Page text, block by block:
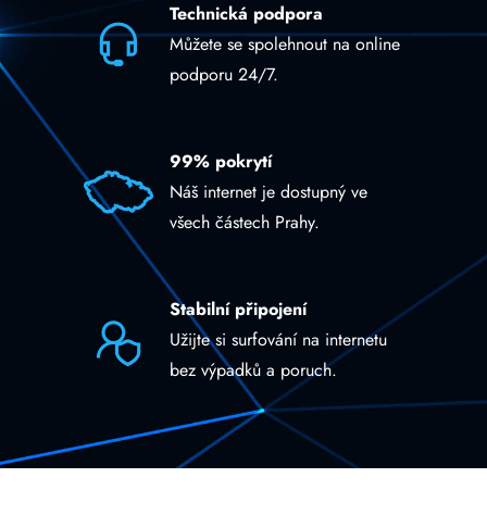
Technická podpora
Můžete se spolehnout na online
podporu 24/7.
99% pokrytí
Náš internet je dostupný ve
všech částech Prahy.
Stabilní připojení
Užijte si surfování na internetu
bez výpadků a poruch.